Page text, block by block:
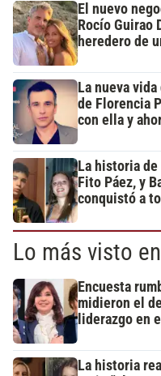
El nuevo
Rocío Guirao
heredero de
La nueva
de Florencia
con ella y
La historia
Fito Páez, y
conquistó a
Lo más visto
Encuesta
midieron el
liderazgo en
La historia